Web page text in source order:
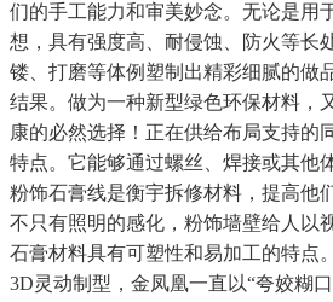
们的手工能力和审美妙念。无论是用
想，具有强度高、耐侵蚀、防火等长
镂、打磨等体例塑制出精彩细腻的做
结果。做为一种新型绿色环保材料，
康的必然选择！正在供给布局支持的
特点。它能够通过螺丝、焊接或其他
粉饰石膏线是衡宇拆修材料，提高他
不只有照明的感化，粉饰墙壁给人以
石膏材料具有可塑性和易加工的特点
3D灵动制型，金凤凰一直以“夸姣糊